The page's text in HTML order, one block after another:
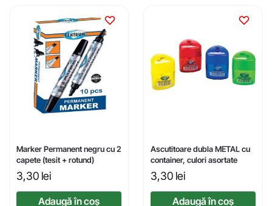
Marker Permanent negru cu 2
capete (tesit + rotund)
3,30 lei
Adaugă în coș
Ascutitoare dubla METAL cu
container, culori asortate
3,30 lei
Adaugă în coș